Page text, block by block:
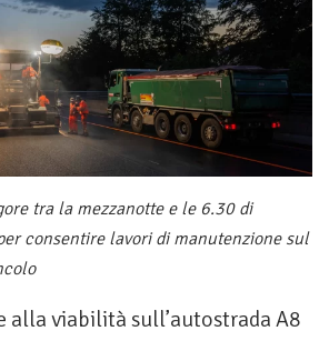
tra la mezzanotte e le 6.30 di
consentire lavori di manutenzione sul
alla viabilità sull’autostrada A8